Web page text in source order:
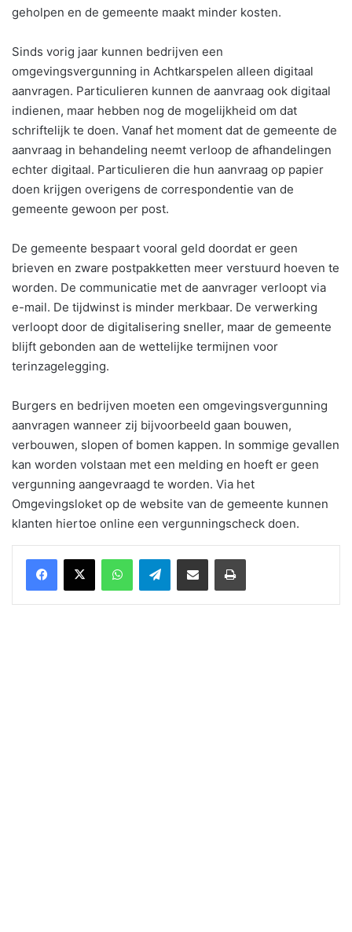
geholpen en de gemeente maakt minder kosten.
Sinds vorig jaar kunnen bedrijven een
omgevingsvergunning in Achtkarspelen alleen digitaal
aanvragen. Particulieren kunnen de aanvraag ook digitaal
indienen, maar hebben nog de mogelijkheid om dat
schriftelijk te doen. Vanaf het moment dat de gemeente de
aanvraag in behandeling neemt verloop de afhandelingen
echter digitaal. Particulieren die hun aanvraag op papier
doen krijgen overigens de correspondentie van de
gemeente gewoon per post.
De gemeente bespaart vooral geld doordat er geen
brieven en zware postpakketten meer verstuurd hoeven te
worden. De communicatie met de aanvrager verloopt via
e-mail. De tijdwinst is minder merkbaar. De verwerking
verloopt door de digitalisering sneller, maar de gemeente
blijft gebonden aan de wettelijke termijnen voor
terinzagelegging.
Burgers en bedrijven moeten een omgevingsvergunning
aanvragen wanneer zij bijvoorbeeld gaan bouwen,
verbouwen, slopen of bomen kappen. In sommige gevallen
kan worden volstaan met een melding en hoeft er geen
vergunning aangevraagd te worden. Via het
Omgevingsloket op de website van de gemeente kunnen
klanten hiertoe online een vergunningscheck doen.
WhatsAppTelegramDelen via Email Print